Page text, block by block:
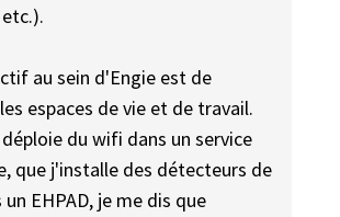
au sein d'Engie est de
espaces de vie et de travail.
du wifi dans un service
que j'installe des détecteurs de
EHPAD, je me dis que